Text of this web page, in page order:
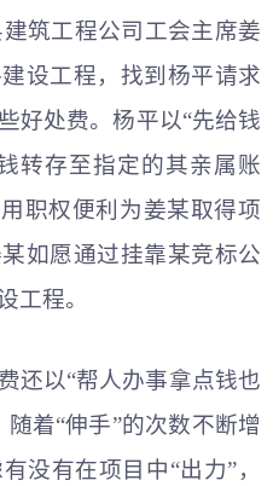
筑工程公司工会主席姜
设工程，找到杨平请求
好处费。杨平以“先给钱
转存至指定的其亲属账
职权便利为姜某取得项
如愿通过挂靠某竞标公
工程。
还以“帮人办事拿点钱也
着“伸手”的次数不断增
没有在项目中“出力”，